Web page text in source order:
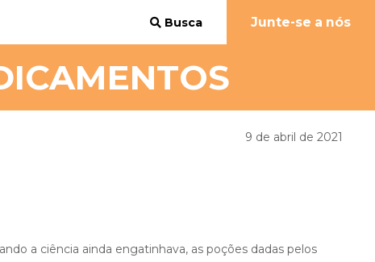
Busca Junte-se a nós
9 de abril de 2021
a ciência ainda engatinhava, as poções dadas pelos